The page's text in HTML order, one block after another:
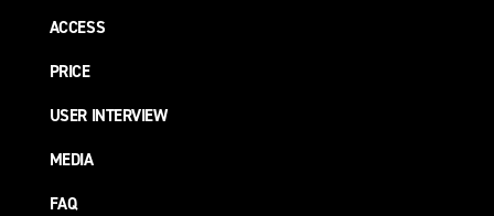
ACCESS
PRICE
USER INTERVIEW
MEDIA
FAQ